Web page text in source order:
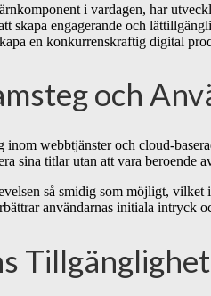
i vardagen, har
skapa engagerande och
en konkurrenskraftig digital
och
inom webbtjänster och cloud-
sina titlar utan att vara beroende
så smidig som möjligt, vilket
användarnas initiala intryck